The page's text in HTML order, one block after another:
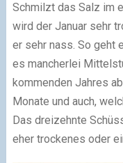
Schmilzt das Salz im
wird der Januar sehr
er sehr nass. So
es mancherlei
kommenden Jahres
Monate und auch,
Das dreizehnte
eher trockenes oder